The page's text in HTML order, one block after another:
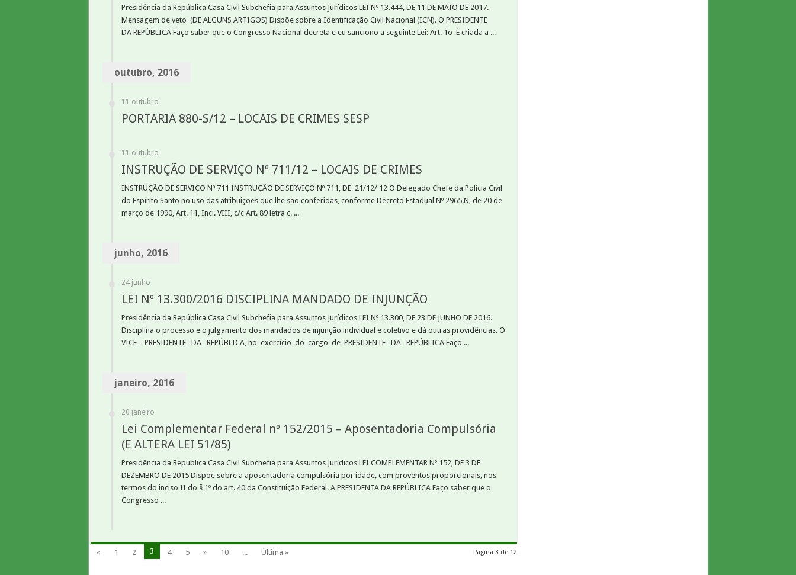
Presidência da República Casa Civil Subchefia para Assuntos Jurídicos LEI Nº 13.444, DE 11 DE MAIO DE 2017.
Mensagem de veto (DE ALGUNS ARTIGOS) Dispõe sobre a Identificação Civil Nacional (ICN). O PRESIDENTE
DA REPÚBLICA Faço saber que o Congresso Nacional decreta e eu sanciono a seguinte Lei: Art. 1o É criada a ...
outubro, 2016
11 outubro
PORTARIA 880-S/12 – LOCAIS DE CRIMES SESP
11 outubro
INSTRUÇÃO DE SERVIÇO Nº 711/12 – LOCAIS DE CRIMES
INSTRUÇÃO DE SERVIÇO Nº 711 INSTRUÇÃO DE SERVIÇO Nº 711, DE 21/12/ 12 O Delegado Chefe da Polícia Civil
do Espírito Santo no uso das atribuições que lhe são conferidas, conforme Decreto Estadual Nº 2965.N, de 20 de
março de 1990, Art. 11, Inci. VIII, c/c Art. 89 letra c. ...
junho, 2016
24 junho
LEI Nº 13.300/2016 DISCIPLINA MANDADO DE INJUNÇÃO
Presidência da República Casa Civil Subchefia para Assuntos Jurídicos LEI Nº 13.300, DE 23 DE JUNHO DE 2016.
Disciplina o processo e o julgamento dos mandados de injunção individual e coletivo e dá outras providências. O
VICE – PRESIDENTE DA REPÚBLICA, no exercício do cargo de PRESIDENTE DA REPÚBLICA Faço ...
janeiro, 2016
20 janeiro
Lei Complementar Federal nº 152/2015 – Aposentadoria Compulsória
(E ALTERA LEI 51/85)
Presidência da República Casa Civil Subchefia para Assuntos Jurídicos LEI COMPLEMENTAR Nº 152, DE 3 DE
DEZEMBRO DE 2015 Dispõe sobre a aposentadoria compulsória por idade, com proventos proporcionais, nos
termos do inciso II do § 1º do art. 40 da Constituição Federal. A PRESIDENTA DA REPÚBLICA Faço saber que o
Congresso ...
Pagina 3 de 12
« 1 2 3 4 5 » 10 ... Última »